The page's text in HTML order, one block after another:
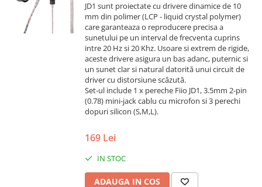
JD1 sunt proiectate cu drivere dinamice de 10
mm din polimer (LCP - liquid crystal polymer)
care garanteaza o reproducere precisa a
sunetului pe un interval de frecventa cuprins
intre 20 Hz si 20 Khz. Usoare si extrem de rigide,
aceste drivere asigura un bas adanc, puternic si
un sunet clar si natural datorită unui circuit de
driver cu distorsiune scăzută.
Set-ul include 1 x pereche Fiio JD1, 3.5mm 2-pin
(0.78) mini-jack cablu cu microfon si 3 perechi
dopuri silicon (S,M,L).
169 Lei
IN STOC
ADAUGA IN COS